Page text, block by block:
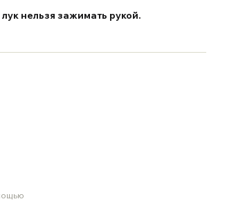
нельзя зажимать рукой.